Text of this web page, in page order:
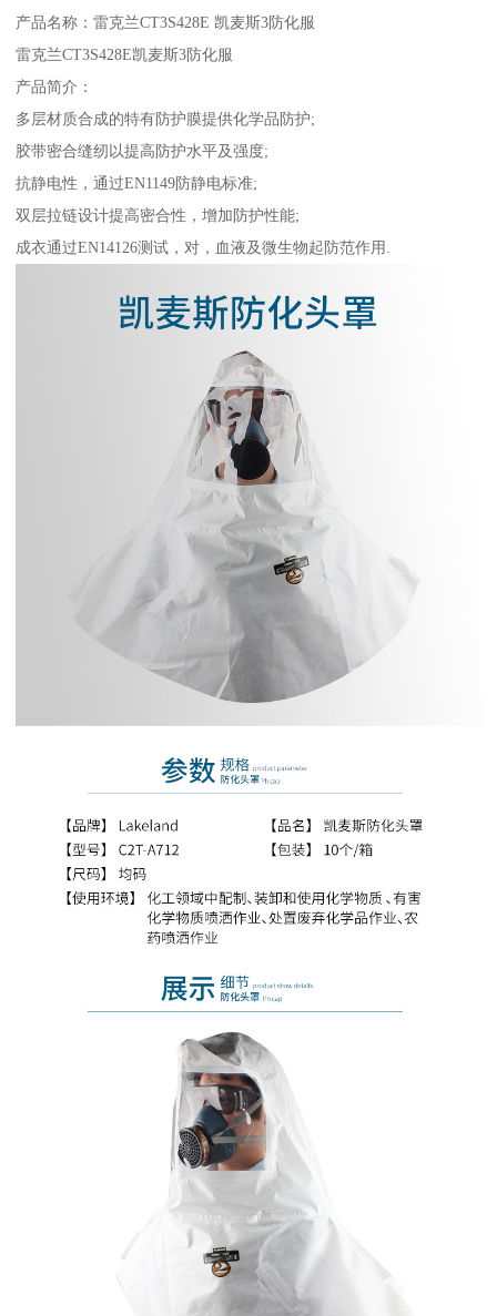
产品名称：雷克兰CT3S428E 凯麦斯3防化服
雷克兰CT3S428E凯麦斯3防化服
产品简介：
多层材质合成的特有防护膜提供化学品防护;
胶带密合缝纫以提高防护水平及强度;
抗静电性，通过EN1149防静电标准;
双层拉链设计提高密合性，增加防护性能;
成衣通过EN14126测试，对，血液及微生物起防范作用.